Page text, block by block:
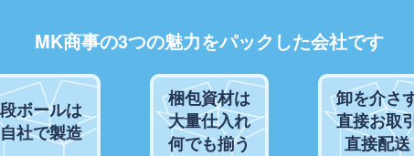
MK商事の3つの魅力をパックした会社です
段ボールは
自社で製造
梱包資材は
大量仕入れ
何でも揃う
卸を介さ
直接お取
直接配送